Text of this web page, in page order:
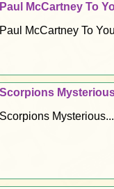
Paul McCartney To
Paul McCartney To
Scorpions
Scorpions Mysterious...